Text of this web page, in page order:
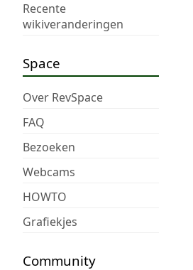
Recente
wikiveranderingen
Space
Over RevSpace
FAQ
Bezoeken
Webcams
HOWTO
Grafiekjes
Community